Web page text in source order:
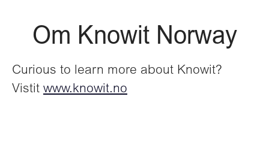
Om Knowit Norway
Curious to learn more about Knowit?
Vistit www.knowit.no